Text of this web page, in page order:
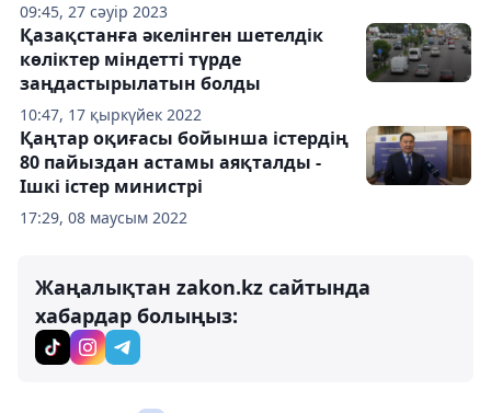
09:45, 27 сәуір 2023
10:47, 17 қыркүйек 2022
Қазақстанға әкелінген шетелдік
көліктер міндетті түрде
заңдастырылатын болды
17:29, 08 маусым 2022
Қаңтар оқиғасы бойынша істердің
80 пайыздан астамы аяқталды -
Ішкі істер министрі
Жаңалықтан zakon.kz сайтында
хабардар болыңыз: